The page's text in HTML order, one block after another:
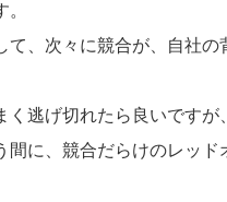
。
て、次々に競合が、自社の
く逃げ切れたら良いです
間に、競合だらけのレッド